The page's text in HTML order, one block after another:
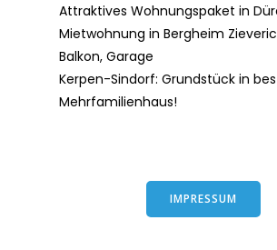
Attraktives Wohnungspaket in
Mietwohnung in Bergheim
Balkon, Garage
Kerpen-Sindorf: Grundstück in
Mehrfamilienhaus!
IMPRESSUM